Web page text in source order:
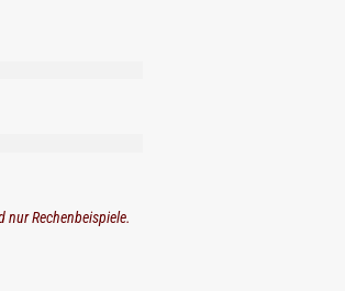
Rechenbeispiele.